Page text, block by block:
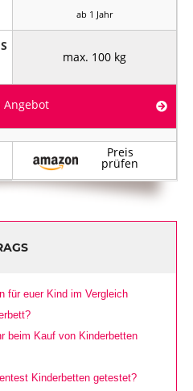
ab 1 Jahr
max. 100 kg
Angebot
Preis
prüfen
für euer Kind im Vergleich
beim Kauf von Kinderbetten
Kinderbetten getestet?